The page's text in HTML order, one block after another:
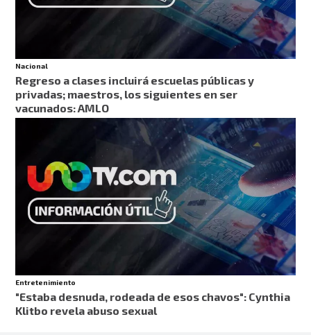
Nacional
Regreso a clases incluirá escuelas públicas y
privadas; maestros, los siguientes en ser
vacunados: AMLO
Entretenimiento
"Estaba desnuda, rodeada de esos chavos": Cynthia
Klitbo revela abuso sexual